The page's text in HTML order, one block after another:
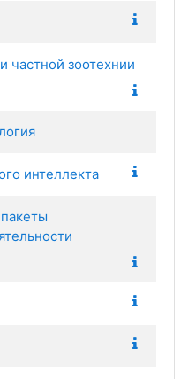
частной зоотехнии
интеллекта